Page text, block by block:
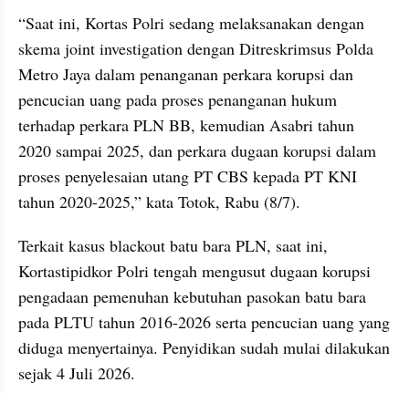
“Saat ini, Kortas Polri sedang melaksanakan dengan
skema joint investigation dengan Ditreskrimsus Polda
Metro Jaya dalam penanganan perkara korupsi dan
pencucian uang pada proses penanganan hukum
terhadap perkara PLN BB, kemudian Asabri tahun
2020 sampai 2025, dan perkara dugaan korupsi dalam
proses penyelesaian utang PT CBS kepada PT KNI
tahun 2020-2025,” kata Totok, Rabu (8/7).
Terkait kasus blackout batu bara PLN, saat ini,
Kortastipidkor Polri tengah mengusut dugaan korupsi
pengadaan pemenuhan kebutuhan pasokan batu bara
pada PLTU tahun 2016-2026 serta pencucian uang yang
diduga menyertainya. Penyidikan sudah mulai dilakukan
sejak 4 Juli 2026.